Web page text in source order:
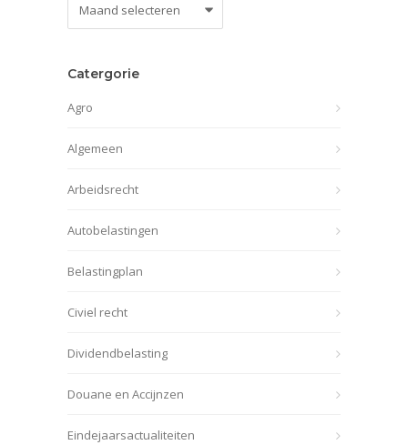
Catergorie
Agro
Algemeen
Arbeidsrecht
Autobelastingen
Belastingplan
Civiel recht
Dividendbelasting
Douane en Accijnzen
Eindejaarsactualiteiten